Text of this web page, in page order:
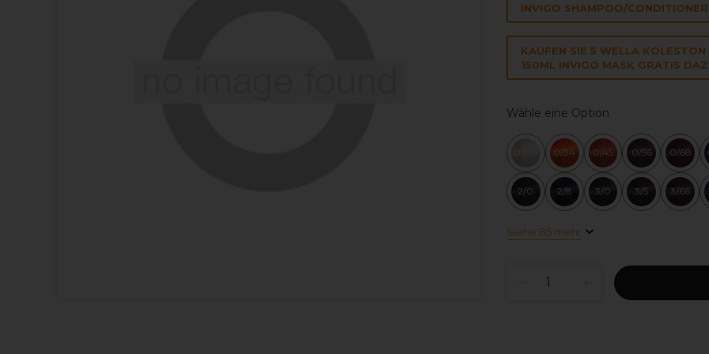
INVIGO SHAMPOO/
KAUFEN SIE 5 WELLA
150ML INVIGO MASK GRATIS
Wähle eine Option
0/34 0/45 0/56 0/68
2/0 2/8 3/0 3/5 3/66
Siehe 85 mehr